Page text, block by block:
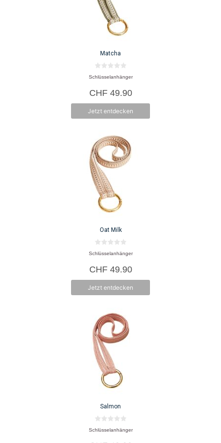
Matcha
0
v
n
5
Schlüsselanhänger
CHF49.90
Jetzt entdecken
Oat Milk
0
v
n
5
Schlüsselanhänger
CHF49.90
Jetzt entdecken
Salmon
0
v
Schlüsselanhänger